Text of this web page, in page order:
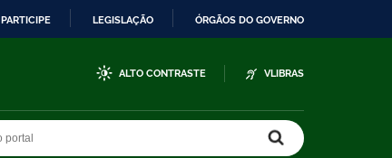
PARTICIPE LEGISLAÇÃO ÓRGÃOS DO GOVERNO
ALTO CONTRASTE VLIBRAS